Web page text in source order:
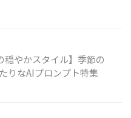
穏やかスタイル】季節の
りなAIプロンプト特集